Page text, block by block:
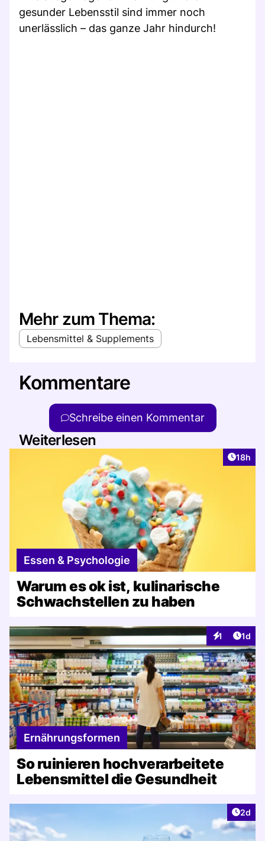
gesunder Lebensstil sind immer noch
unerlässlich – das ganze Jahr hindurch!
Mehr zum Thema:
Lebensmittel & Supplements
Kommentare
Schreibe einen Kommentar
Weiterlesen
Artikel
18h
Essen & Psychologie
Warum es ok ist, kulinarische
Schwachstellen zu haben
1
Interaktionen
1d
Ernährungsformen
So ruinieren hochverarbeitete
Lebensmittel die Gesundheit
2d